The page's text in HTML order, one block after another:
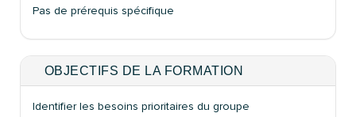
Pas de prérequis spécifique
OBJECTIFS DE LA FORMATION
Identifier les besoins prioritaires du groupe